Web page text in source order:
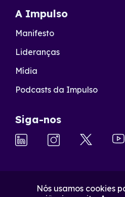
Nós usamos cookies
A Impulso
Manifesto
Lideranças
Mídia
Podcasts da Impulso
Siga-nos